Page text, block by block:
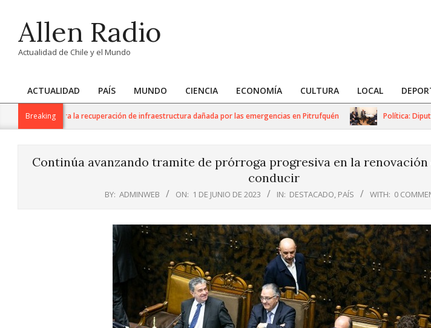
contentAllen Radio
Actualidad de Chile y el Mundo
Primary
Navigation
ACTUALIDAD PAÍS MUNDO CIENCIA ECONOMÍA CULTURA LOCAL
Breaking
apoyo para la recuperación de infraestructura dañada por las emergencias en Pitrufquén Política:
Continúa avanzando tramite de prórroga progresiva en la renovación
conducir
BY: ADMINWEB ON: 1 DE JUNIO DE 2023 IN: DESTACADO, PAÍS WITH: 0